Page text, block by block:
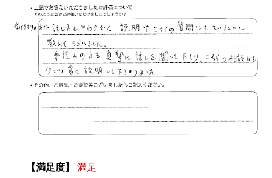
【満足度】
満足